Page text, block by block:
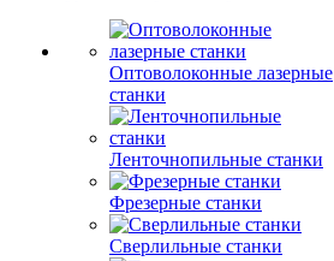
Оптоволоконные лазерные
станки
Ленточнопильные станки
Фрезерные станки
Сверлильные станки